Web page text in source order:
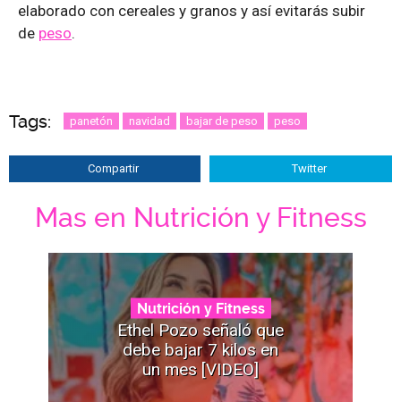
elaborado con cereales y granos y así evitarás subir
de peso.
Tags: panetón navidad bajar de peso peso
Compartir Twitter
Mas en Nutrición y Fitness
Nutrición y Fitness
Ethel Pozo señaló que
debe bajar 7 kilos en
un mes [VIDEO]